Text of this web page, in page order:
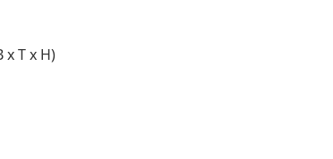
x T x H)